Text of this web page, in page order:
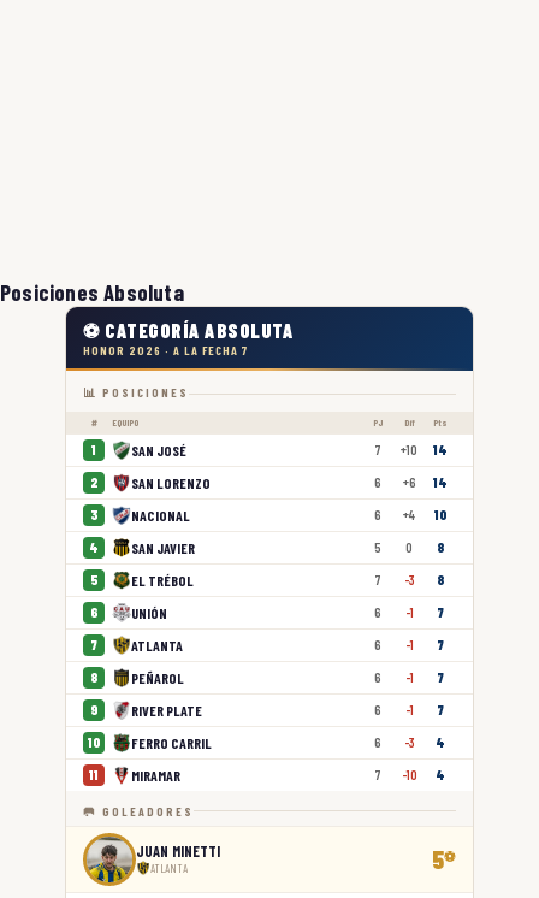
Posiciones Absoluta
⚽ CATEGORÍA ABSOLUTA
HONOR 2026 · A LA FECHA 7
📊 POSICIONES
# EQUIPO PJ Dif Pts
1 SAN JOSÉ 7 +10 14
2 SAN LORENZO 6 +6 14
3 NACIONAL 6 +4 10
4 SAN JAVIER 5 0 8
5 EL TRÉBOL 7 -3 8
6 UNIÓN 6 -1 7
7 ATLANTA 6 -1 7
8 PEÑAROL 6 -1 7
9 RIVER PLATE 6 -1 7
10 FERRO CARRIL 6 -3 4
11 MIRAMAR 7 -10 4
🥅 GOLEADORES
JUAN MINETTI
ATLANTA 5⚽